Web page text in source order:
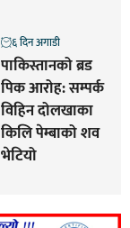
पाकिस्तानको ब्रड
पिक आरोह‌‌: सम्पर्क
विहिन दोलखाका
किलि पेम्बाको शव
भेटियो
६ दिन अगाडी